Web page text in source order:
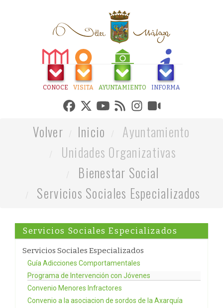
CONOCE VISITA AYUNTAMIENTO INFORMA
Volver Inicio
Ayuntamiento
Unidades Organizativas
Bienestar Social
Servicios Sociales Especializados
Servicios Sociales Especializados
Servicios Sociales Especializados
Guía Adicciones Comportamentales
Programa de Intervención con Jóvenes
Convenio Menores Infractores
Convenio a la asociacion de sordos de la Axarquía